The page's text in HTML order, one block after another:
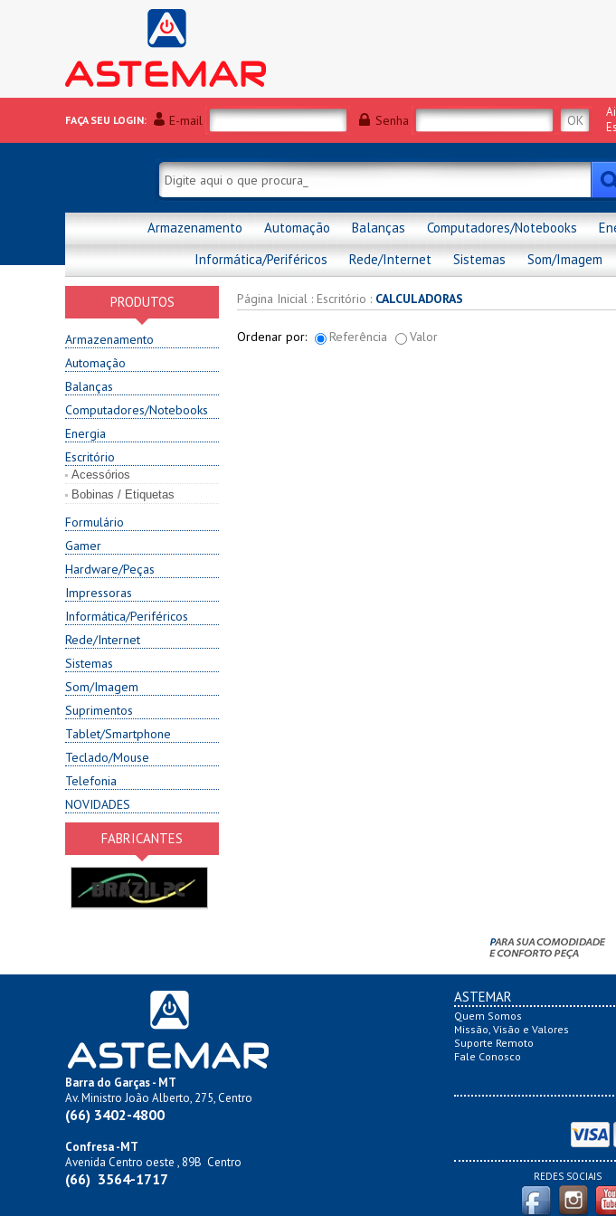
FAÇA SEU LOGIN: E-mail Senha
Armazenamento Automação Balanças Computadores/Notebooks
Informática/Periféricos
Rede/Internet Sistemas Som/Imagem
PRODUTOS
Armazenamento
Automação
Balanças
Computadores/Notebooks
Energia
Escritório
Acessórios
Bobinas / Etiquetas
Formulário
Gamer
Hardware/Peças
Impressoras
Informática/Periféricos
Rede/Internet
Sistemas
Som/Imagem
Suprimentos
Tablet/Smartphone
Teclado/Mouse
Telefonia
NOVIDADES
FABRICANTES
Página Inicial : Escritório : CALCULADORAS
Ordenar por: Referência Valor
Barra do Garças - MT
Av. Ministro João Alberto, 275, Centro
(66) 3402-4800
Confresa -MT
Avenida Centro oeste , 89B Centro
(66) 3564-1717
ASTEMAR
Quem Somos
Missão, Visão e Valores
Suporte Remoto
Fale Conosco
REDES SOCIAIS